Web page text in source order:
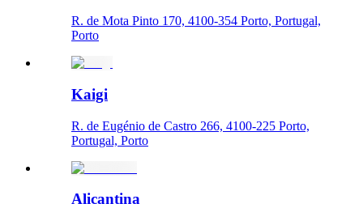
R. de Mota Pinto 170, 4100-354 Porto, Portugal,
Porto
Kaigi
R. de Eugénio de Castro 266, 4100-225 Porto,
Portugal, Porto
Alicantina